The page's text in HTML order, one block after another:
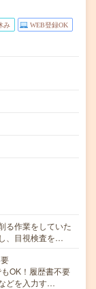
み WEB登録OK
る作業をしていた
、目視検査を…
OK！履歴書不要
どを入力す…